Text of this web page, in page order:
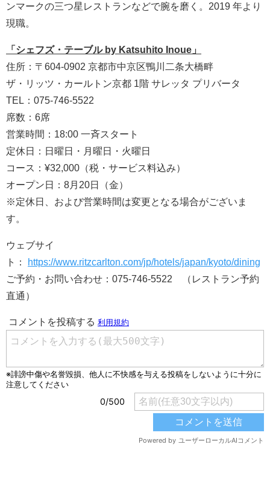
ンマークの三つ星レストランなどで腕を磨く。2019 年より
現職。
「シェフズ・テーブル by Katsuhito Inoue 」
住所：〒604-0902 京都市中京区鴨川二条大橋畔
ザ・リッツ・カールトン京都 1階 サレッタ プリバータ
TEL：075-746-5522
席数：6席
営業時間：18:00 一斉スタート
定休日：日曜日・月曜日・火曜日
コース：¥32,000（税・サービス料込み）
オープン日：8月20日（金）
※定休日、および営業時間は変更となる場合がございま
す。
ウェブサイ
ト：
https://www.ritzcarlton.com/jp/hotels/japan/kyoto/dining
ご予約・お問い合わせ：075-746-5522 （レストラン予約
直通）